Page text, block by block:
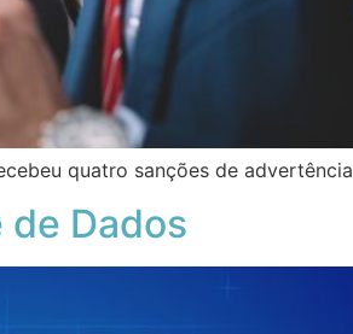
quatro sanções de advertência
de Dados